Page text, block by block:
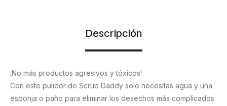
Descripción
¡No más productos agresivos y tóxicos!
Con este pulidor de Scrub Daddy solo necesitas agua y una
esponja o paño para eliminar los desechos más complicados